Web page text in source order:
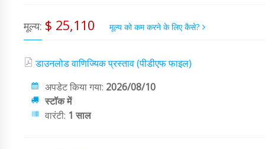
मूल्य: $ 25,110 मूल्य को कम करने के लिए कैसे?
डाउनलोड वाणिज्यिक प्रस्ताव (पीडीएफ फाइल)
अपडेट किया गया: 2026/08/10
स्टॉक में
वारंटी: 1 साल